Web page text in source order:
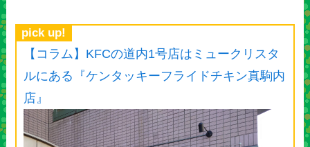
pick up!
【コラム】KFCの道内1号店はミュークリスタ
ルにある『ケンタッキーフライドチキン真駒内
店』